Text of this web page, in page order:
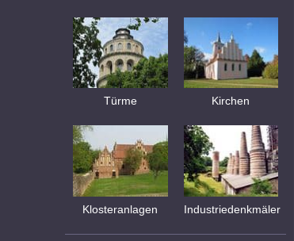
Türme Kirchen
Klosteranlagen Industriedenkmäler